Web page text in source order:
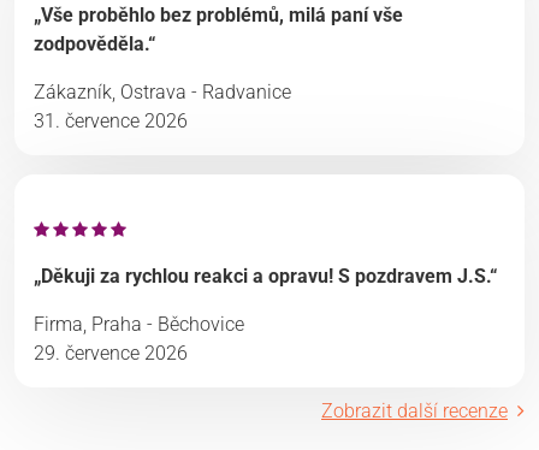
„Vše proběhlo bez problémů, milá paní vše
zodpověděla.“
Zákazník, Ostrava - Radvanice
31. července 2026
„Děkuji za rychlou reakci a opravu! S pozdravem J.S.“
Firma, Praha - Běchovice
29. července 2026
Zobrazit další recenze